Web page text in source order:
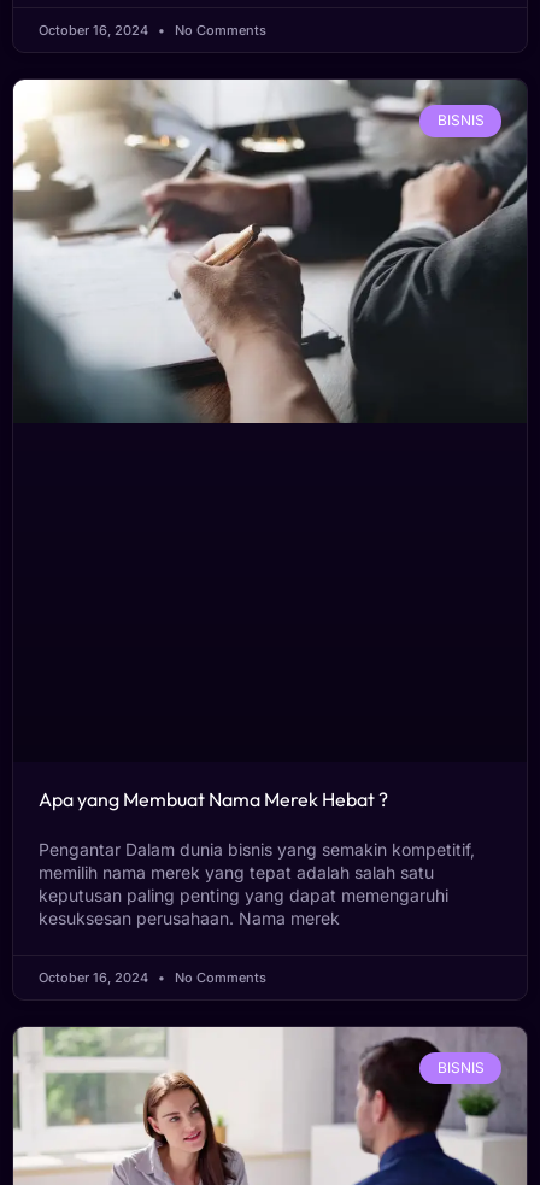
October 16, 2024 No Comments
BISNIS
Apa yang Membuat Nama Merek Hebat ?
Pengantar Dalam dunia bisnis yang semakin kompetitif,
memilih nama merek yang tepat adalah salah satu
keputusan paling penting yang dapat memengaruhi
kesuksesan perusahaan. Nama merek
October 16, 2024 No Comments
BISNIS